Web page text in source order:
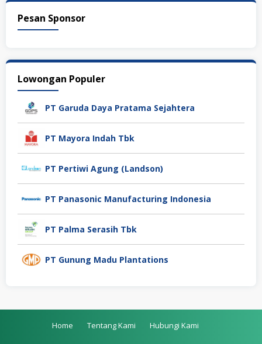
Pesan Sponsor
Lowongan Populer
PT Garuda Daya Pratama Sejahtera
PT Mayora Indah Tbk
PT Pertiwi Agung (Landson)
PT Panasonic Manufacturing Indonesia
PT Palma Serasih Tbk
PT Gunung Madu Plantations
Home Tentang Kami Hubungi Kami